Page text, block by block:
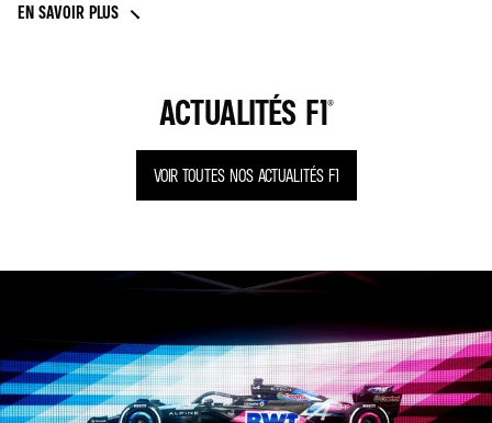
EN SAVOIR PLUS
ACTUALITÉS F1®
VOIR TOUTES NOS ACTUALITÉS F1